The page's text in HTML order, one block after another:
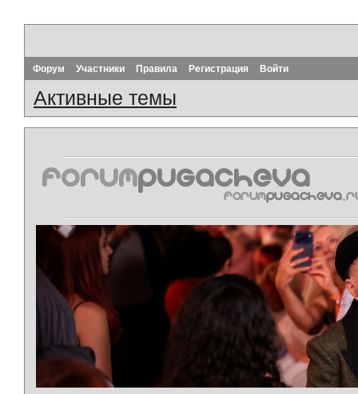
Форум Участники Правила Регистрация Войти
Активные темы